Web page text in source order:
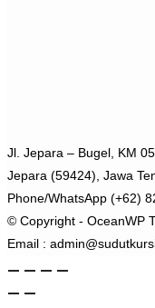
Jl. Jepara – Bugel, KM
Jepara (59424), Jawa
Phone/WhatsApp (+62)
© Copyright - OceanWP
Email :